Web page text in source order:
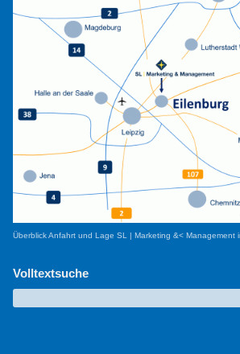
Überblick Anfahrt und Lage SL | Marketing &< Management
Volltextsuche